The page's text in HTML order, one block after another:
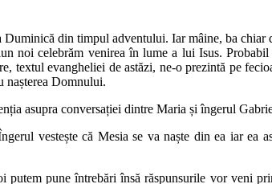
Duminică din timpul adventului. Iar mâine, ba
noi celebrăm venirea în lume a lui Isus.
textul evangheliei de astăzi, ne-o prezintă pe
nașterea Domnului.
asupra conversației dintre Maria și îngerul
vestește că Mesia se va naște din ea iar ea
putem pune întrebări însă răspunsurile vor veni